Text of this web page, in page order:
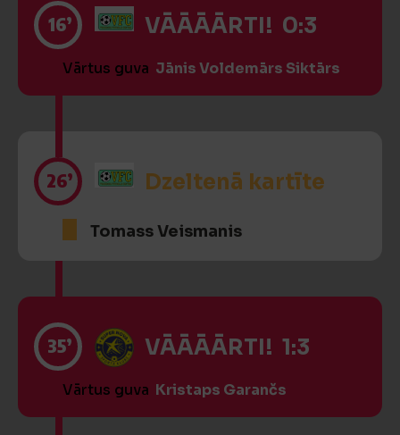
16’ VĀĀĀĀRTI! 0:3
Vārtus guva Jānis Voldemārs Siktārs
26’ Dzeltenā kartīte
Tomass Veismanis
35’ VĀĀĀĀRTI! 1:3
Vārtus guva Kristaps Garančs